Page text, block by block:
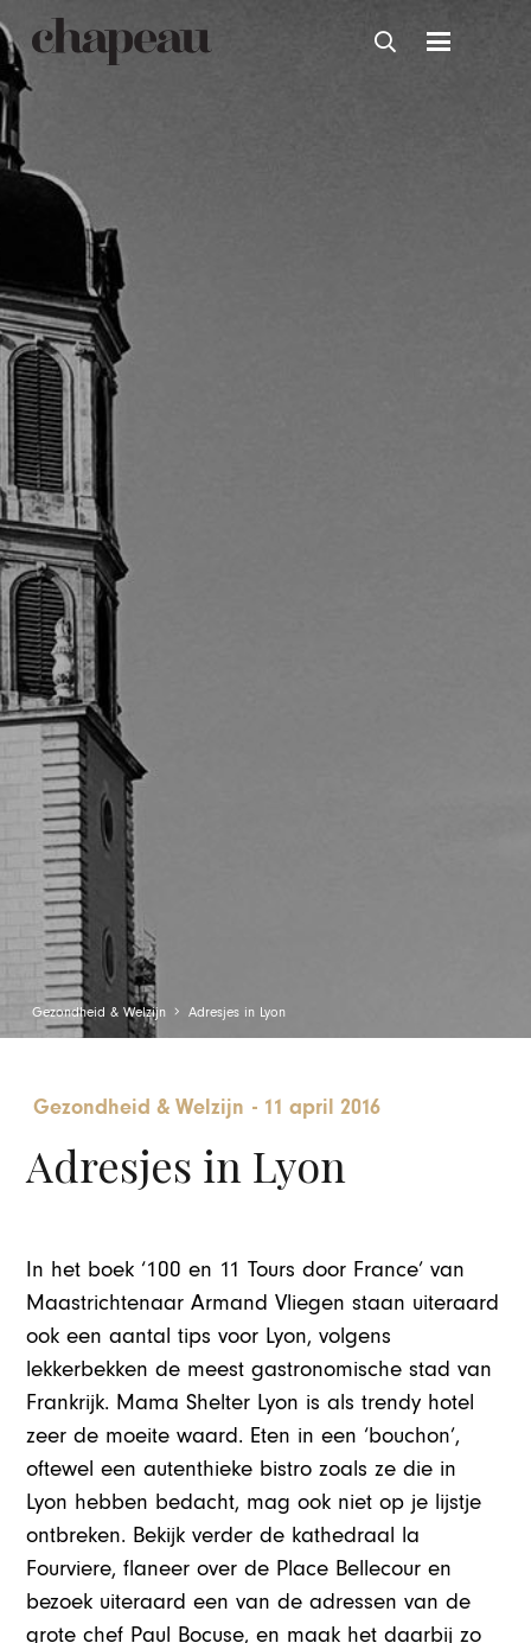
Gezondheid & Welzijn Adresjes in Lyon
Gezondheid & Welzijn - 11 april 2016
Adresjes in Lyon
In het boek ‘100 en 11 Tours door France’van
Maastrichtenaar Armand Vliegen staan uiteraard
ook een aantal tips voor Lyon, volgens
lekkerbekken de meest gastronomische stad van
Frankrijk. Mama Shelter Lyon is als trendy hotel
zeer de moeite waard. Eten in een ‘bouchon’,
oftewel een autenthieke bistro zoals ze die in
Lyon hebben bedacht, mag ook niet op je lijstje
ontbreken. Bekijk verder de kathedraal la
Fourviere, flaneer over de Place Bellecour en
bezoek uiteraard een van de adressen van de
grote chef Paul Bocuse, en maak het daarbij zo